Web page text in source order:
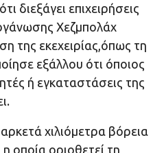
διεξάγει επιχειρήσεις
Χεζμπολάχ
της εκεχειρίας,όπως τη
εξάλλου ότι όποιος
ή εγκαταστάσεις της
χιλιόμετρα βόρεια
οποία οριοθετεί τη